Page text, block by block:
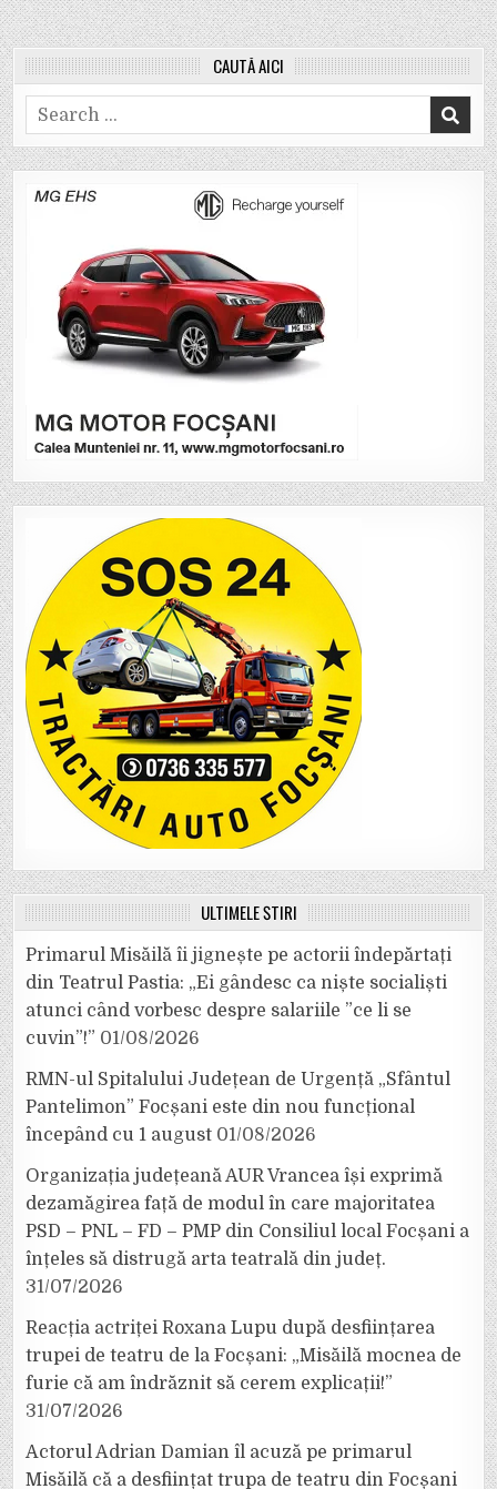
CAUTĂ AICI
Search
for:
ULTIMELE ȘTIRI
Primarul Misăilă îi jignește pe actorii îndepărtați
din Teatrul Pastia: „Ei gândesc ca niște socialiști
atunci când vorbesc despre salariile ”ce li se
cuvin”!” 01/08/2026
RMN-ul Spitalului Județean de Urgență „Sfântul
Pantelimon” Focșani este din nou funcțional
începând cu 1 august 01/08/2026
Organizația județeană AUR Vrancea își exprimă
dezamăgirea față de modul în care majoritatea
PSD – PNL – FD – PMP din Consiliul local Focșani a
înțeles să distrugă arta teatrală din județ.
31/07/2026
Reacția actriței Roxana Lupu după desființarea
trupei de teatru de la Focșani: „Misăilă mocnea de
furie că am îndrăznit să cerem explicații!”
31/07/2026
Actorul Adrian Damian îl acuză pe primarul
Misăilă că a desființat trupa de teatru din Focșani